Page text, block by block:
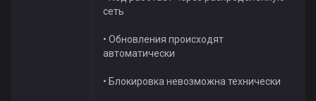
сеть
• Обновления происходят
автоматически
• Блокировка невозможна технически